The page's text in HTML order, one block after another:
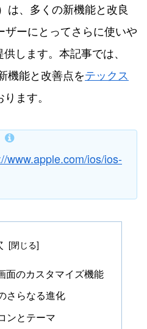
は、多くの新機能と改良
ザーにとってさらに使いや
します。本記事では、
機能と改善点をテックス
ます。
www.apple.com/ios/ios-
面のカスタマイズ機能
さらなる進化
ンとテーマ